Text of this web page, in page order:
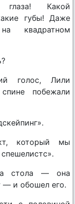
Какой
губы! Даже
квадратном
голос, Лили
побежали
который мы
стола — она
— и обошел его.